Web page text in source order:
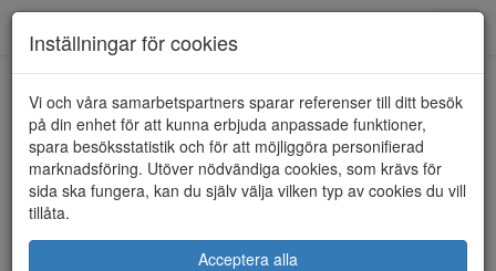
HEM RIEKER
Inställningar för cookies
Vi och våra samarbetspartners sparar referenser till ditt besök
på din enhet för att kunna erbjuda anpassade funktioner,
spara besöksstatistik och för att möjliggöra personifierad
marknadsföring. Utöver nödvändiga cookies, som krävs för
sida ska fungera, kan du själv välja vilken typ av cookies du vill
tillåta.
Acceptera alla